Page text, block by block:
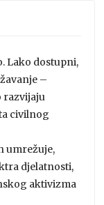
Lako dostupni,
–
razvijaju
civilnog
umrežuje,
djelatnosti,
aktivizma